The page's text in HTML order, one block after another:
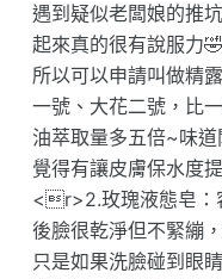
遇到疑似老闆娘的推
起來真的很有說服力
所以可以申請叫做精
一號、大花二號，比
油萃取量多五倍~味
覺得有讓皮膚保水度
<r>2.玫瑰液態皂：
後臉很乾淨但不緊繃
只是如果洗臉碰到眼